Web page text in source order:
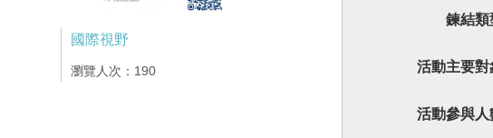
國際視野
瀏覽人次：190
鍊結類
活動主要對
活動參與人